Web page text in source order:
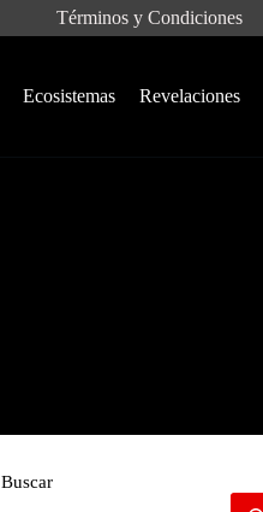
Términos y Condiciones
Ecosistemas Revelaciones
Buscar